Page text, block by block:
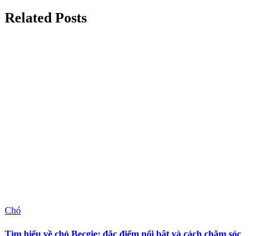
Related Posts
Chó
Tìm hiểu về chó Becgie: đặc điểm nổi bật và cách chăm sóc